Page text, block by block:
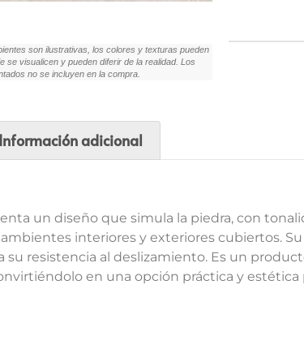
son ilustrativas, los colores y texturas pueden
se visualicen y pueden diferir de la realidad. Los
no se incluyen en la compra.
Información adicional
un diseño que simula la piedra, con
ambientes interiores y exteriores cubiertos.
su resistencia al deslizamiento. Es un
en una opción práctica y estética